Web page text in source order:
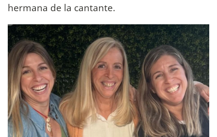
hermana de la cantante.